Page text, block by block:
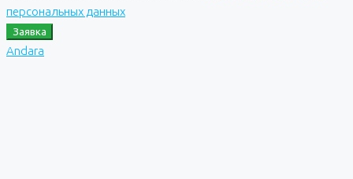
персональных данных
Заявка
Andara